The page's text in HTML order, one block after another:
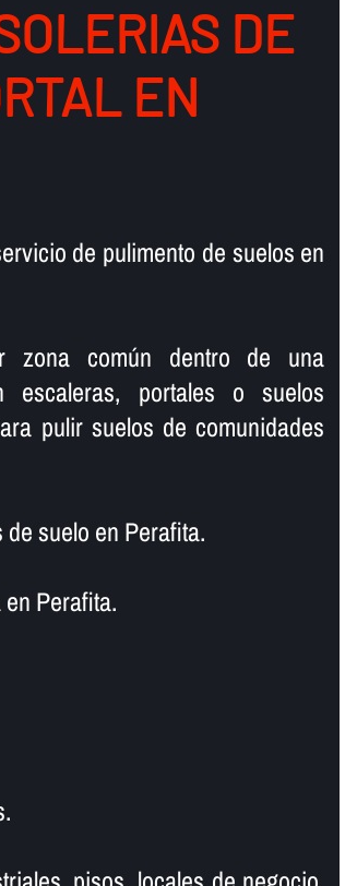
DE
EN
de pulimento de suelos en
zona común dentro de una
portales o suelos
pulir suelos de comunidades
suelo en Perafita.
Perafita.